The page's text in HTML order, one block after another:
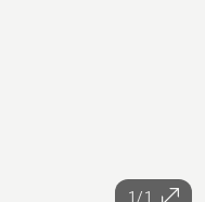
1/1